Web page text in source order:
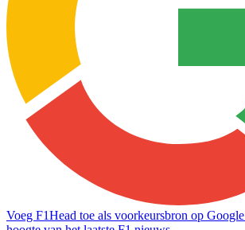
Voeg F1Head toe als voorkeursbron op Google